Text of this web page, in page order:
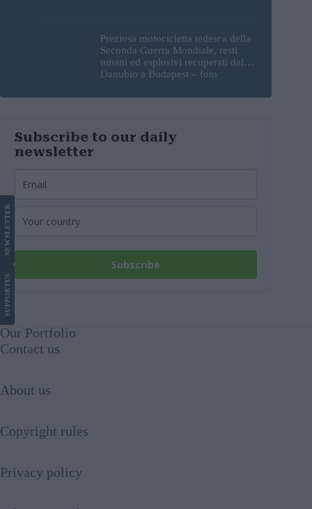
Preziosa motocicletta tedesca della
Seconda Guerra Mondiale, resti
umani ed esplosivi recuperati dal
Danubio a Budapest – foto
Subscribe to our daily
newsletter
Subscribe
SUPPORT
US
NEWS
LETTER
Our Portfolio
Contact us
About us
Copyright rules
Privacy policy